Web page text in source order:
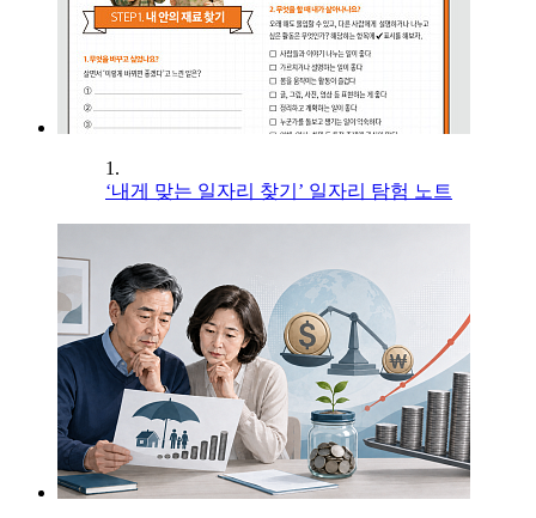
1.
‘내게 맞는 일자리 찾기’ 일자리 탐험 노트